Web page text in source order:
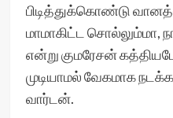
பிடித்துக்கொண்டு
மாமாகிட்ட சொல்லும்மா,
என்று குமரேசன்
முடியாமல் வேகமாக
வார்டன்.